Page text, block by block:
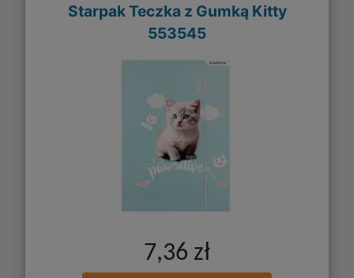
Starpak Teczka z Gumką Kitty
553545
7,36 zł